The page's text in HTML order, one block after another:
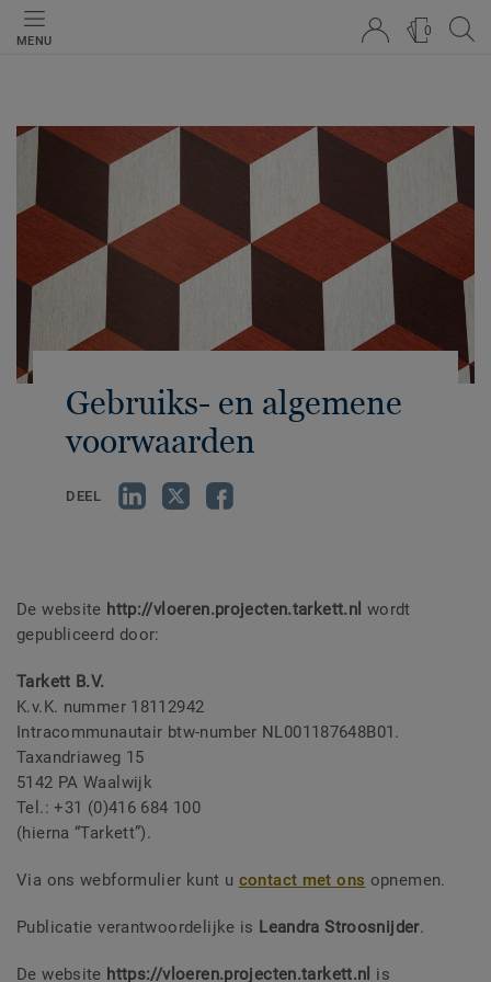
MENU
0
Gebruiks- en algemene
voorwaarden
DEEL
De website http://vloeren.projecten.tarkett.nl wordt
gepubliceerd door:
Tarkett B.V.
K.v.K. nummer 18112942
Intracommunautair btw-number NL001187648B01.
Taxandriaweg 15
5142 PA Waalwijk
Tel.: +31 (0)416 684 100
(hierna “Tarkett”).
Via ons webformulier kunt u contact met ons opnemen.
Publicatie verantwoordelijke is Leandra Stroosnijder.
De website https://vloeren.projecten.tarkett.nl is